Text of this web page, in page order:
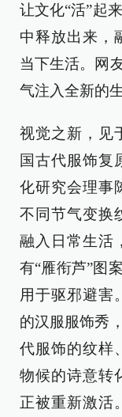
让文化“活”起
中释放出来，
当下生活。网
气注入全新的
视觉之新，见
国古代服饰复
化研究会理事
不同节气变换
融入日常生活
有“雁衔芦”图
用于驱邪避害
的汉服服饰秀
代服饰的纹样
物候的诗意转
正被重新激活